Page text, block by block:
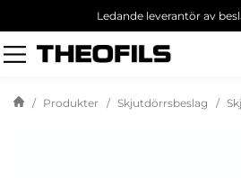
Ledande leverantör av
Sök
produkt
Produkter Skjutdörrsbeslag